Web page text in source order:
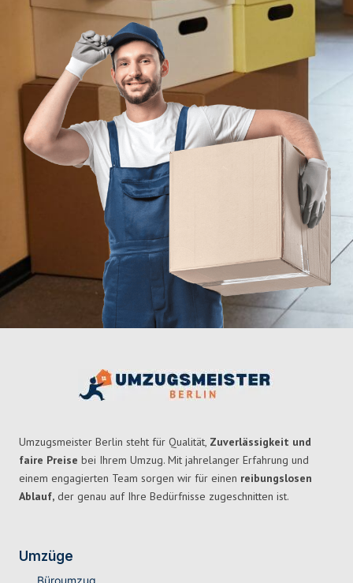
Umzugsmeister Berlin steht für Qualität, Zuverlässigkeit und
faire Preise bei Ihrem Umzug. Mit jahrelanger Erfahrung und
einem engagierten Team sorgen wir für einen reibungslosen
Ablauf, der genau auf Ihre Bedürfnisse zugeschnitten ist.
Umzüge